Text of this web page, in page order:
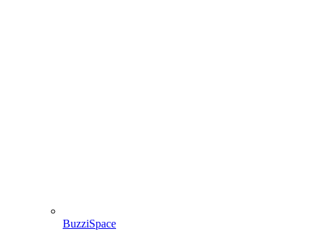
BuzziSpace